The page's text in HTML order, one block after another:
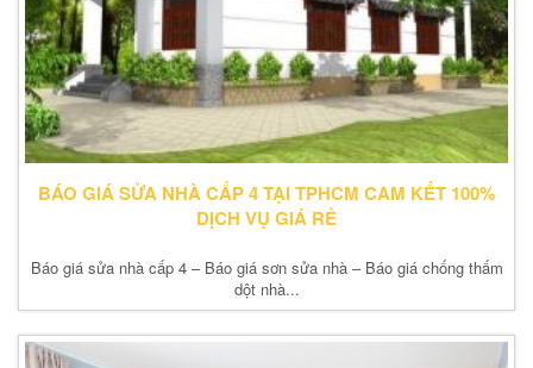
BÁO GIÁ SỬA NHÀ CẤP 4 TẠI TPHCM CAM KẾT 100%
DỊCH VỤ GIÁ RẺ
Báo giá sửa nhà cấp 4 – Báo giá sơn sửa nhà – Báo giá chống thấm
dột nhà...